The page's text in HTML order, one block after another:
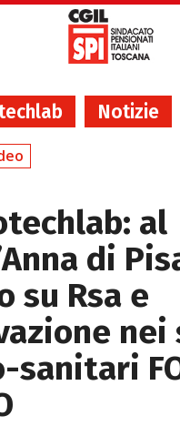
Notizie
al
di
su Rsa e
nei
sanitari